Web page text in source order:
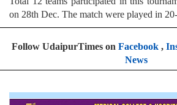
on 28th Dec. The match were played in
Follow UdaipurTimes on Facebook,
News